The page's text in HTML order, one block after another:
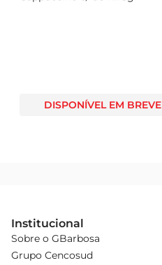
DISPONÍVEL EM BREVE
Institucional
Sobre o GBarbosa
Grupo Cencosud